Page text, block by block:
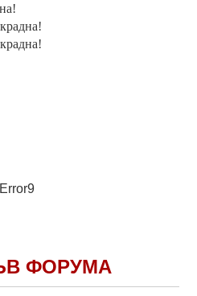
Error9
ФОРУМА